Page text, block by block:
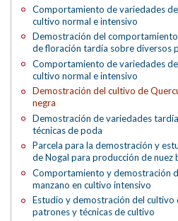
Comportamiento de variedades
cultivo normal e intensivo
Demostración del
de floración tardía sobre diversos
Comportamiento de variedades
cultivo normal e intensivo
Demostración del cultivo de
negra
Demostración de variedades
técnicas de poda
Parcela para la demostración y
de Nogal para producción de nuez
Comportamiento y demostración
manzano en cultivo intensivo
Estudio y demostración del cultivo
patrones y técnicas de cultivo